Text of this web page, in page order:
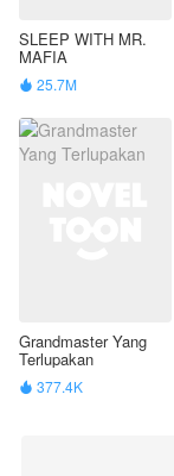
SLEEP WITH MR.
MAFIA
 25.7M
Grandmaster Yang
Terlupakan
 377.4K